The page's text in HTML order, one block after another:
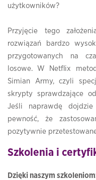
użytkowników?
Przyjęcie tego
rozwiązań bardzo
przygotowanych na
losowe. W Netflix
Simian Army, czyli
skrypty sprawdzające
Jeśli naprawdę
pewność, że
pozytywnie
Szkolenia i
Dzięki naszym